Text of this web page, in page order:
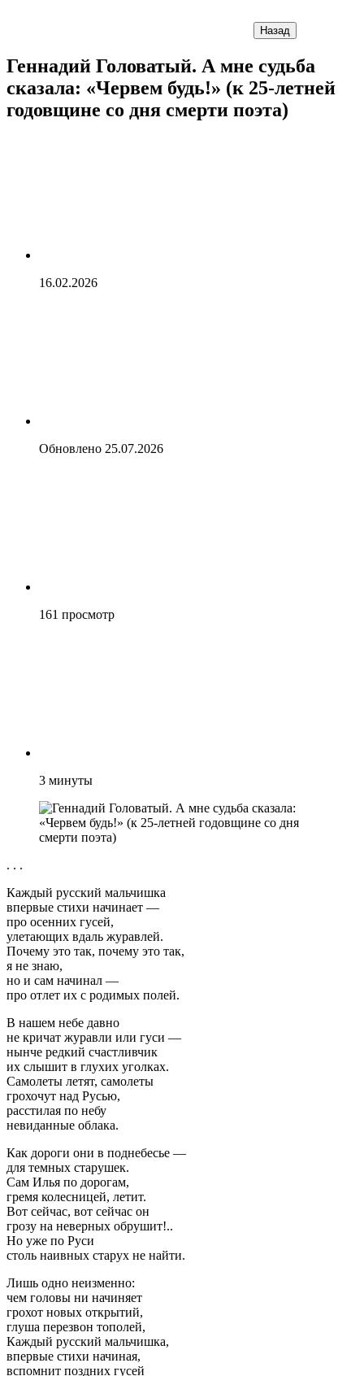
Назад
Геннадий Головатый. А мне судьба
сказала: «Червем будь!» (к 25-летней
годовщине со дня смерти поэта)
16.02.2026
Обновлено 25.07.2026
161 просмотр
3 минуты
. . .
Каждый русский мальчишка
впервые стихи начинает —
про осенних гусей,
улетающих вдаль журавлей.
Почему это так, почему это так,
я не знаю,
но и сам начинал —
про отлет их с родимых полей.
В нашем небе давно
не кричат журавли или гуси —
нынче редкий счастливчик
их слышит в глухих уголках.
Самолеты летят, самолеты
грохочут над Русью,
расстилая по небу
невиданные облака.
Как дороги они в поднебесье —
для темных старушек.
Сам Илья по дорогам,
гремя колесницей, летит.
Вот сейчас, вот сейчас он
грозу на неверных обрушит!..
Но уже по Руси
столь наивных старух не найти.
Лишь одно неизменно:
чем головы ни начиняет
грохот новых открытий,
глуша перезвон тополей,
Каждый русский мальчишка,
впервые стихи начиная,
вспомнит поздних гусей